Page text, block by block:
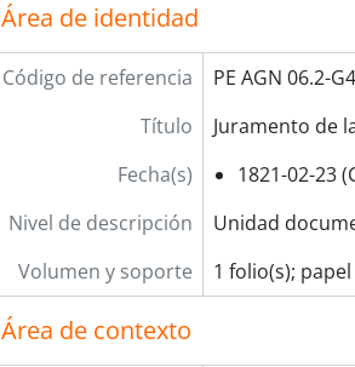
[Sección]
Área de identidad
Código de referencia
PE AGN 06.2-
Título
Juramento de
Fecha(s)
1821-02-23
Nivel de descripción
Unidad
Volumen y soporte
1 folio(s); papel
Área de contexto